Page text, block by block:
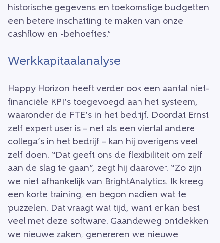
historische gegevens en toekomstige budgetten
een betere inschatting te maken van onze
cashflow en -behoeftes.”
Werkkapitaalanalyse
Happy Horizon heeft verder ook een aantal niet-
financiële KPI’s toegevoegd aan het systeem,
waaronder de FTE’s in het bedrijf. Doordat Ernst
zelf expert user is – net als een viertal andere
collega’s in het bedrijf – kan hij overigens veel
zelf doen. “Dat geeft ons de flexibiliteit om zelf
aan de slag te gaan”, zegt hij daarover. “Zo zijn
we niet afhankelijk van BrightAnalytics. Ik kreeg
een korte training, en begon nadien wat te
puzzelen. Dat vraagt wat tijd, want er kan best
veel met deze software. Gaandeweg ontdekken
we nieuwe zaken, genereren we nieuwe